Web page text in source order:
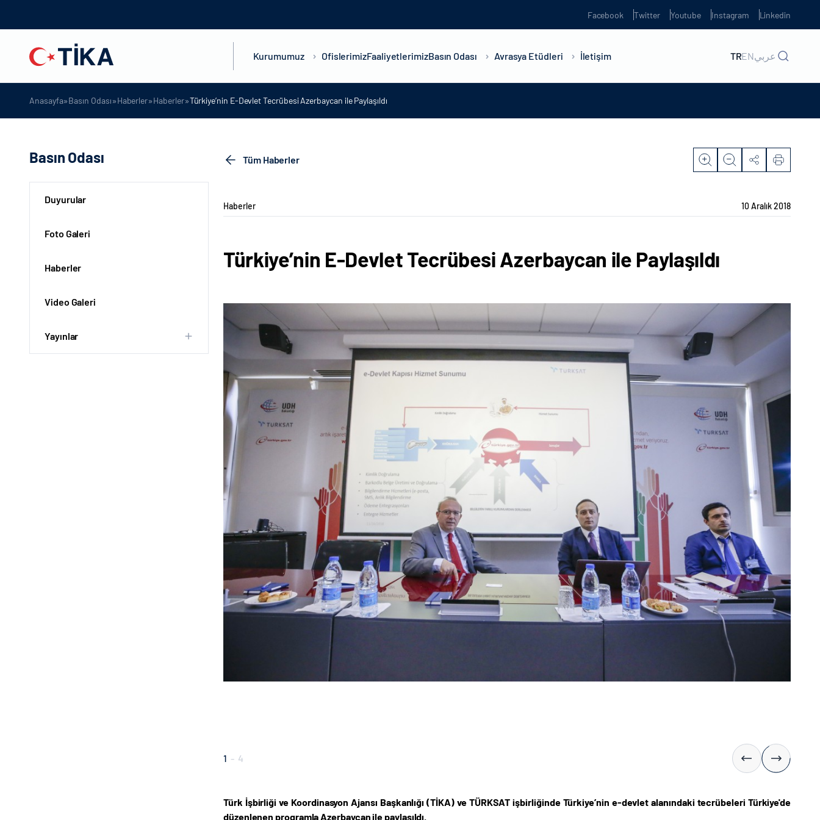
Facebook Twitter Youtube Instagram Linkedin
Kurumumuz OfislerimizFaaliyetlerimizBasın Odası Avrasya Etüdleri İletişim TRENعربي
Anasayfa»Basın Odası»Haberler»Haberler»Türkiye’nin E-Devlet Tecrübesi Azerbaycan ile Paylaşıldı
Basın Odası
Duyurular
Foto Galeri
Haberler
Video Galeri
Yayınlar
Tüm Haberler
Haberler 10 Aralık 2018
Türkiye’nin E-Devlet Tecrübesi Azerbaycan ile Paylaşıldı
1 - 4
Türk İşbirliği ve Koordinasyon Ajansı Başkanlığı (TİKA) ve TÜRKSAT işbirliğinde Türkiye’nin e-devlet alanındaki tecrübeleri Türkiye'de
düzenlenen programla Azerbaycan ile paylaşıldı.